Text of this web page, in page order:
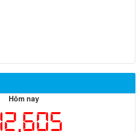
Hôm nay
viên chức năm 2026
chức và cá nhân chủ trì thực hiện
hiện năm 2026 (đợt 1) lần 3